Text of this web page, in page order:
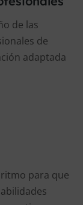
de las
de
adaptada
para que